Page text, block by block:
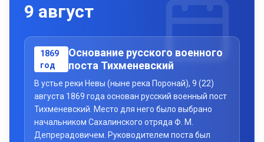
9 август
1869
год
Основание русского военного
поста Тихменевский
В устье реки Невы (ныне река Поронай), 9 (22)
августа 1869 года основан русский военный пост
Тихменевский. Место для него было выбрано
начальником Сахалинского отряда Ф. М.
Депрерадовичем. Руководителем поста был